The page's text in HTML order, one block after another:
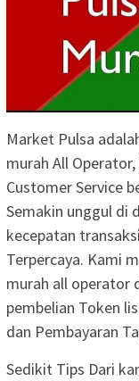
Market Pulsa
murah All
Customer Service
Semakin unggul di
kecepatan
Terpercaya. Kami
murah all operator
pembelian Token
dan Pembayaran
Sedikit Tips Dari